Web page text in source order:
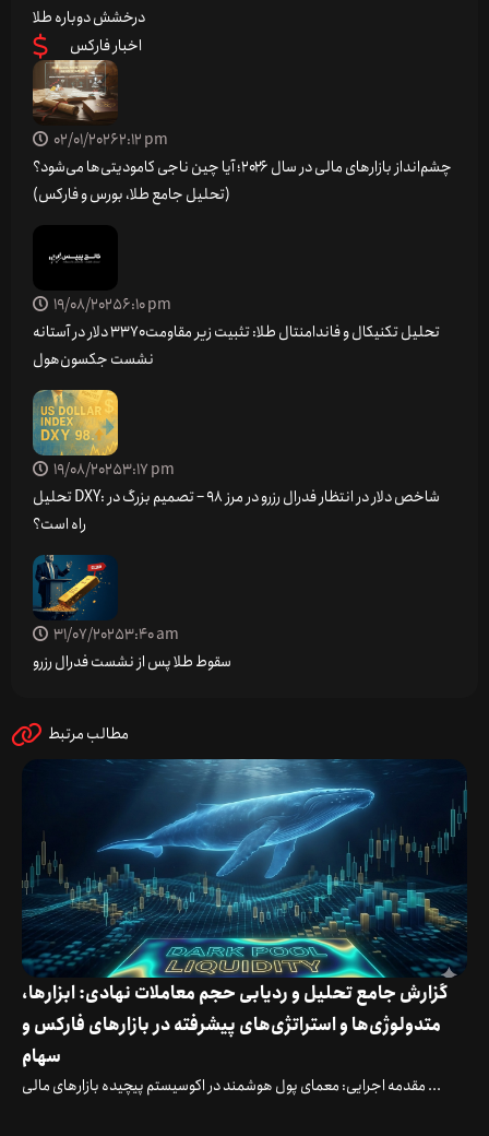
درخشش دوباره طلا
اخبار فارکس
02/01/20262:12 pm
چشم‌انداز بازارهای مالی در سال ۲۰۲۶؛ آیا چین ناجی کامودیتی‌ها می‌شود؟
(تحلیل جامع طلا، بورس و فارکس)
19/08/20256:10 pm
تحلیل تکنیکال و فاندامنتال طلا: تثبیت زیر مقاومت ۳۳۷۰ دلار در آستانه
نشست جکسون‌هول
19/08/20253:17 pm
تحلیل DXY: شاخص دلار در انتظار فدرال رزرو در مرز 98 – تصمیم بزرگ در
راه است؟
31/07/20253:40 am
سقوط طلا پس از نشست فدرال رزرو
مطالب مرتبط
گزارش جامع تحلیل و ردیابی حجم معاملات نهادی: ابزارها،
متدولوژی‌ها و استراتژی‌های پیشرفته در بازارهای فارکس و
سهام
مقدمه اجرایی: معمای پول هوشمند در اکوسیستم پیچیده بازارهای مالی ...